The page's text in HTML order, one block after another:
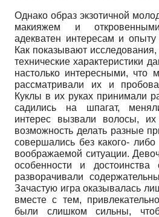
Однако образ экзотичной
макияжем и
адекватен интересам и опыту
Как показывают
технические характеристики
настолько интересными, что
рассматривали их и
Куклы в их руках принимали
садились на шпагат,
интерес вызвали волосы,
возможность делать разные
совершались без какого-
воображаемой ситуации.
особенности и
разворачивали
Зачастую игра оказывалась
вместе с тем,
были слишком сильны,